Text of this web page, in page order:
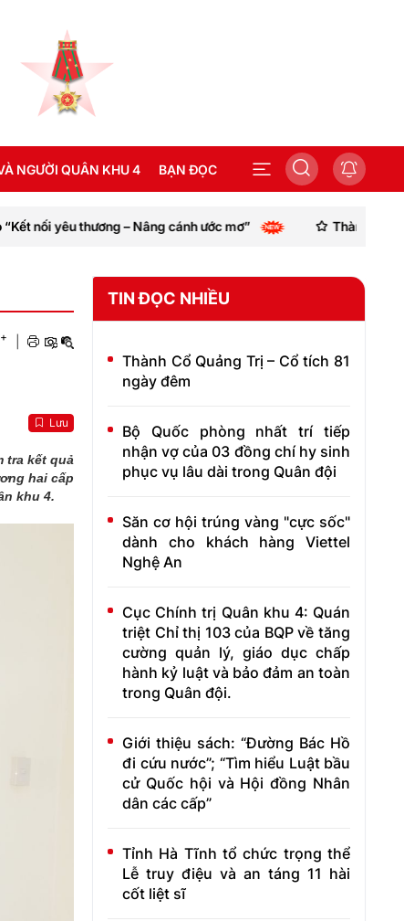
NGƯỜI QUÂN KHU 4 BẠN ĐỌC
Nâng cánh ước mơ” Thành phố Huế kêu gọi cung
+
Lưu
tra kết quả
hai cấp
khu 4.
TIN ĐỌC NHIỀU
Thành Cổ Quảng Trị – Cổ tích 81
ngày đêm
Bộ Quốc phòng nhất trí tiếp
nhận vợ của 03 đồng chí hy sinh
phục vụ lâu dài trong Quân đội
Săn cơ hội trúng vàng "cực sốc"
dành cho khách hàng Viettel
Nghệ An
Cục Chính trị Quân khu 4: Quán
triệt Chỉ thị 103 của BQP về tăng
cường quản lý, giáo dục chấp
hành kỷ luật và bảo đảm an toàn
trong Quân đội.
Giới thiệu sách: “Đường Bác Hồ
đi cứu nước”; “Tìm hiểu Luật bầu
cử Quốc hội và Hội đồng Nhân
dân các cấp”
Tỉnh Hà Tĩnh tổ chức trọng thể
Lễ truy điệu và an táng 11 hài
cốt liệt sĩ